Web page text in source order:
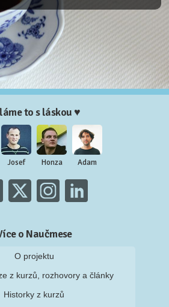
to s láskou ♥
Josef Honza Adam
o Naučmese
O projektu
z kurzů, rozhovory a články
Historky z kurzů